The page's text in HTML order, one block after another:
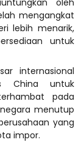
mengangkat
lebih menarik,
untuk
internasional
China untuk
pada
menutup
yang
impor.